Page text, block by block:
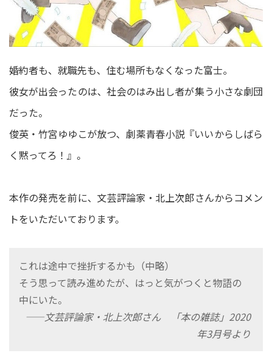
婚約者も、就職先も、住む場所もなくなった富士。
彼女が出会ったのは、社会のはみ出し者が集う小さな劇団
だった。
俊英・竹宮ゆゆこが放つ、劇薬青春小説『いいからしばら
く黙ってろ！』。
本作の発売を前に、文芸評論家・北上次郎さんからコメン
トをいただいております。
これは途中で挫折するかも（中略）
そう思って読み進めたが、はっと気がつくと物語の
中にいた。
――文芸評論家・北上次郎さん 「本の雑誌」2020
年3月号より